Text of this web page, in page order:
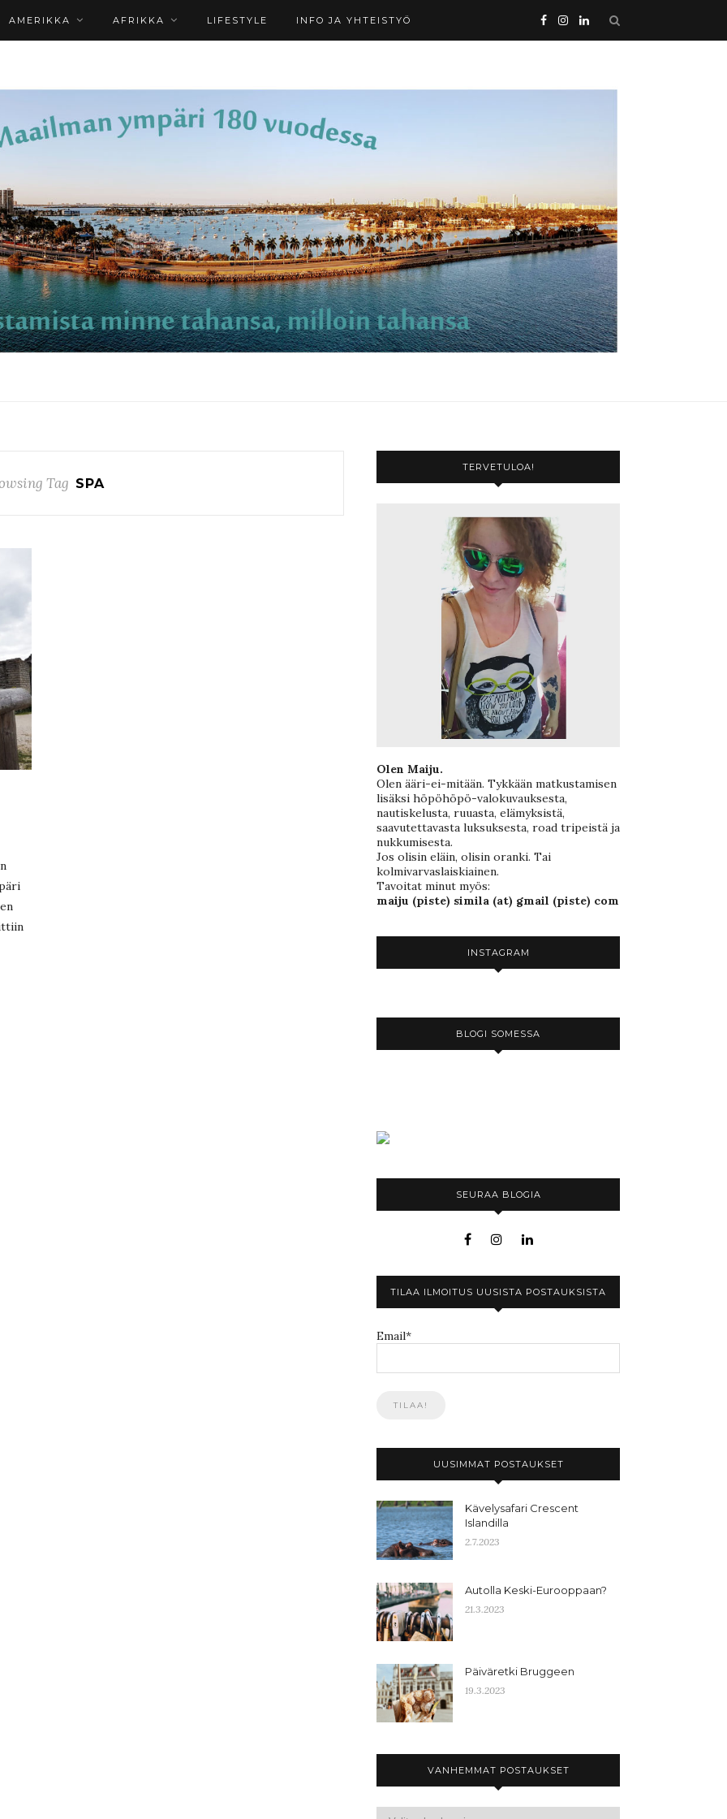
AMERIKKA AFRIKKA LIFESTYLE INFO JA YHTEISTYÖ
Tag SPA
TERVETULOA!
Olen Maiju.
Olen ääri-ei-mitään. Tykkään matkustamisen
lisäksi höpöhöpö-valokuvauksesta,
nautiskelusta, ruuasta, elämyksistä,
saavutettavasta luksuksesta, road tripeistä ja
nukkumisesta.
Jos olisin eläin, olisin oranki. Tai
kolmivarvaslaiskiainen.
Tavoitat minut myös:
maiju (piste) simila (at) gmail (piste) com
INSTAGRAM
BLOGI SOMESSA
SEURAA BLOGIA
TILAA ILMOITUS UUSISTA POSTAUKSISTA
Email*
UUSIMMAT POSTAUKSET
Kävelysafari Crescent
Islandilla
2.7.2023
Autolla Keski-Eurooppaan?
21.3.2023
Päiväretki Bruggeen
19.3.2023
VANHEMMAT POSTAUKSET